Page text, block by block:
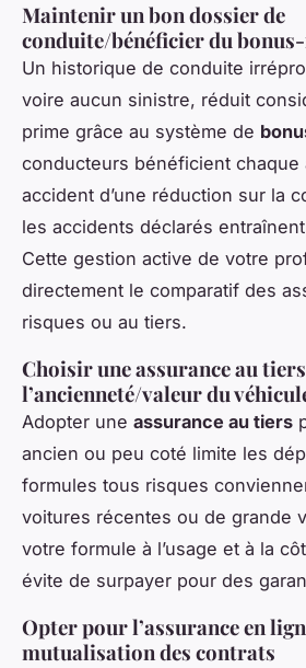
Maintenir un bon dossier de
conduite/bénéficier du
Un historique de conduite
voire aucun sinistre, réduit
prime grâce au système de
conducteurs bénéficient chaque
accident d’une réduction sur la
les accidents déclarés
Cette gestion active de votre
directement le comparatif des
risques ou au tiers.
Choisir une assurance au
l’ancienneté/valeur du
Adopter une assurance au tiers
ancien ou peu coté limite les
formules tous risques
voitures récentes ou de grande
votre formule à l’usage et à la
évite de surpayer pour des
Opter pour l’assurance en
mutualisation des contrats